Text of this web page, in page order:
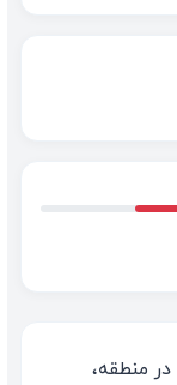
منطقه،